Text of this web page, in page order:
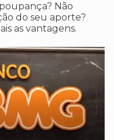
Não
do seu aporte?
as vantagens.